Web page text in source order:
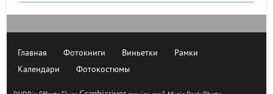
Главная Фотокниги Виньетки
Рамки
Календари
Фотокостюмы